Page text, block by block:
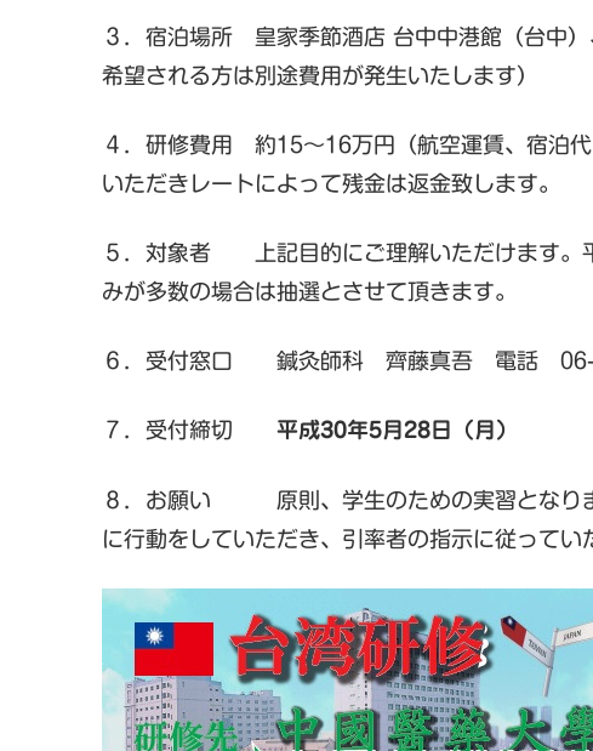
３．宿泊場所 皇家季節酒店 台中中港館（台中
希望される方は別途費用が発生いたします）
４．研修費用 約15～16万円（航空運賃、宿泊
いただきレートによって残金は返金致します。
５．対象者 上記目的にご理解いただけます。
みが多数の場合は抽選とさせて頂きます。
６．受付窓口 鍼灸師科 齊藤真吾 電話 06-
７．受付締切 平成30年5月28日（月）
８．お願い 原則、学生のための実習となりま
に行動をしていただき、引率者の指示に従ってい